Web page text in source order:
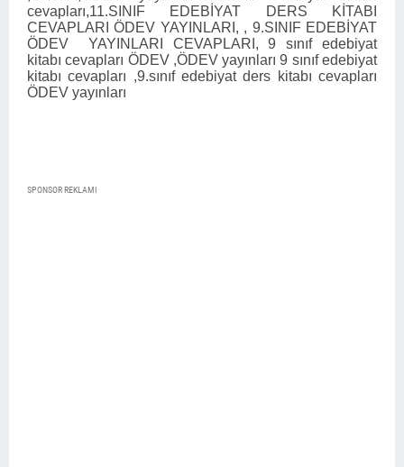
cevapları,11.SINIF EDEBİYAT DERS KİTABI
CEVAPLARI ÖDEV YAYINLARI, , 9.SINIF EDEBİYAT
ÖDEV YAYINLARI CEVAPLARI, 9 sınıf edebiyat
kitabı cevapları ÖDEV ,ÖDEV yayınları 9 sınıf edebiyat
kitabı cevapları ,9.sınıf edebiyat ders kitabı cevapları
ÖDEV yayınları
SPONSOR REKLAMI